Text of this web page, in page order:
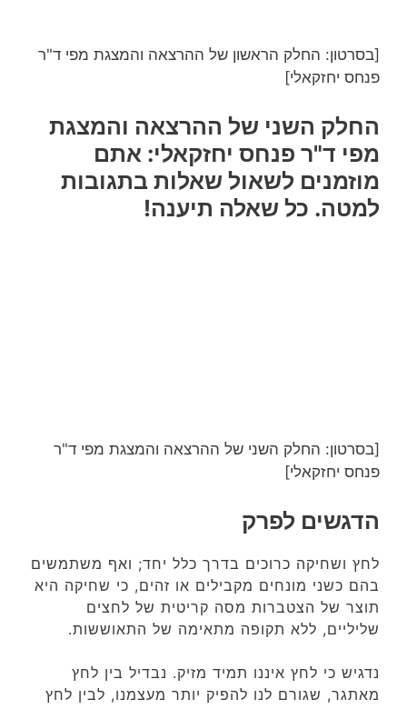
[בסרטון: החלק הראשון של ההרצאה והמצגת מפי ד"ר
פנחס יחזקאלי]
החלק השני של ההרצאה והמצגת
מפי ד"ר פנחס יחזקאלי: אתם
מוזמנים לשאול שאלות בתגובות
למטה. כל שאלה תיענה!
[בסרטון: החלק השני של ההרצאה והמצגת מפי ד"ר
פנחס יחזקאלי]
הדגשים לפרק
לחץ ושחיקה כרוכים בדרך כלל יחד; ואף משתמשים
בהם כשני מונחים מקבילים או זהים, כי שחיקה היא
תוצר של הצטברות מסה קריטית של לחצים
שליליים, ללא תקופה מתאימה של התאוששות.
נדגיש כי לחץ איננו תמיד מזיק. נבדיל בין לחץ
מאתגר, שגורם לנו להפיק יותר מעצמנו, לבין לחץ